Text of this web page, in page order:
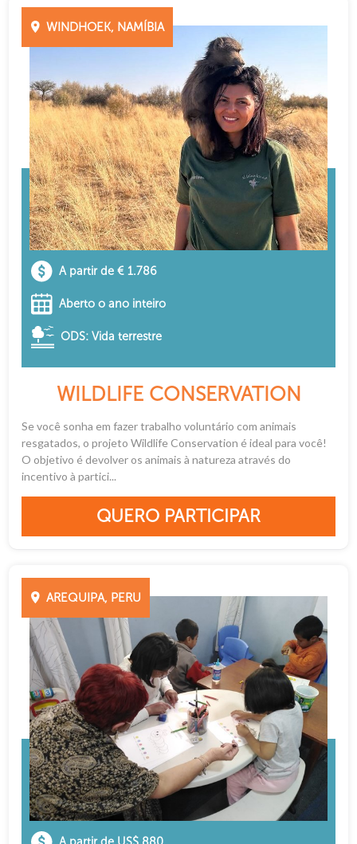
WINDHOEK, NAMÍBIA
A partir de € 1.786
Aberto o ano inteiro
ODS: Vida terrestre
WILDLIFE CONSERVATION
Se você sonha em fazer trabalho voluntário com animais
resgatados, o projeto Wildlife Conservation é ideal para você!
O objetivo é devolver os animais à natureza através do
incentivo à partici...
QUERO PARTICIPAR
AREQUIPA, PERU